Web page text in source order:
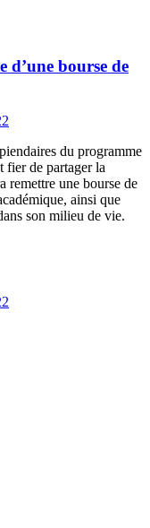
d’une bourse de
du programme
fier de partager la
remettre une bourse de
ainsi que
son milieu de vie.